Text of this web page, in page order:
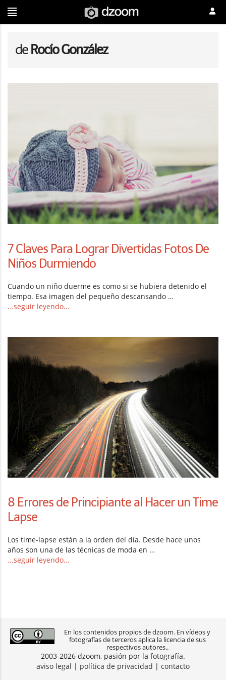
deRocío González
7 Claves Para Lograr Divertidas Fotos De
Niños Durmiendo
Cuando un niño duerme es como si se hubiera detenido el
tiempo. Esa imagen del pequeño descansando …
...seguir leyendo...
8 Errores de Principiante al Hacer un Time
Lapse
Los time-lapse están a la orden del día. Desde hace unos
años son una de las técnicas de moda en …
...seguir leyendo...
En los contenidos propios de dzoom. En vídeos y
fotografías de terceros aplica la licencia de sus
respectivos autores..
2003-2026 dzoom, pasión por la fotografía.
aviso legal | política de privacidad | contacto